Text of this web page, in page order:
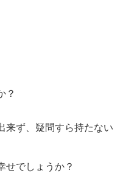
？
来ず、疑問すら持たない
せでしょうか？